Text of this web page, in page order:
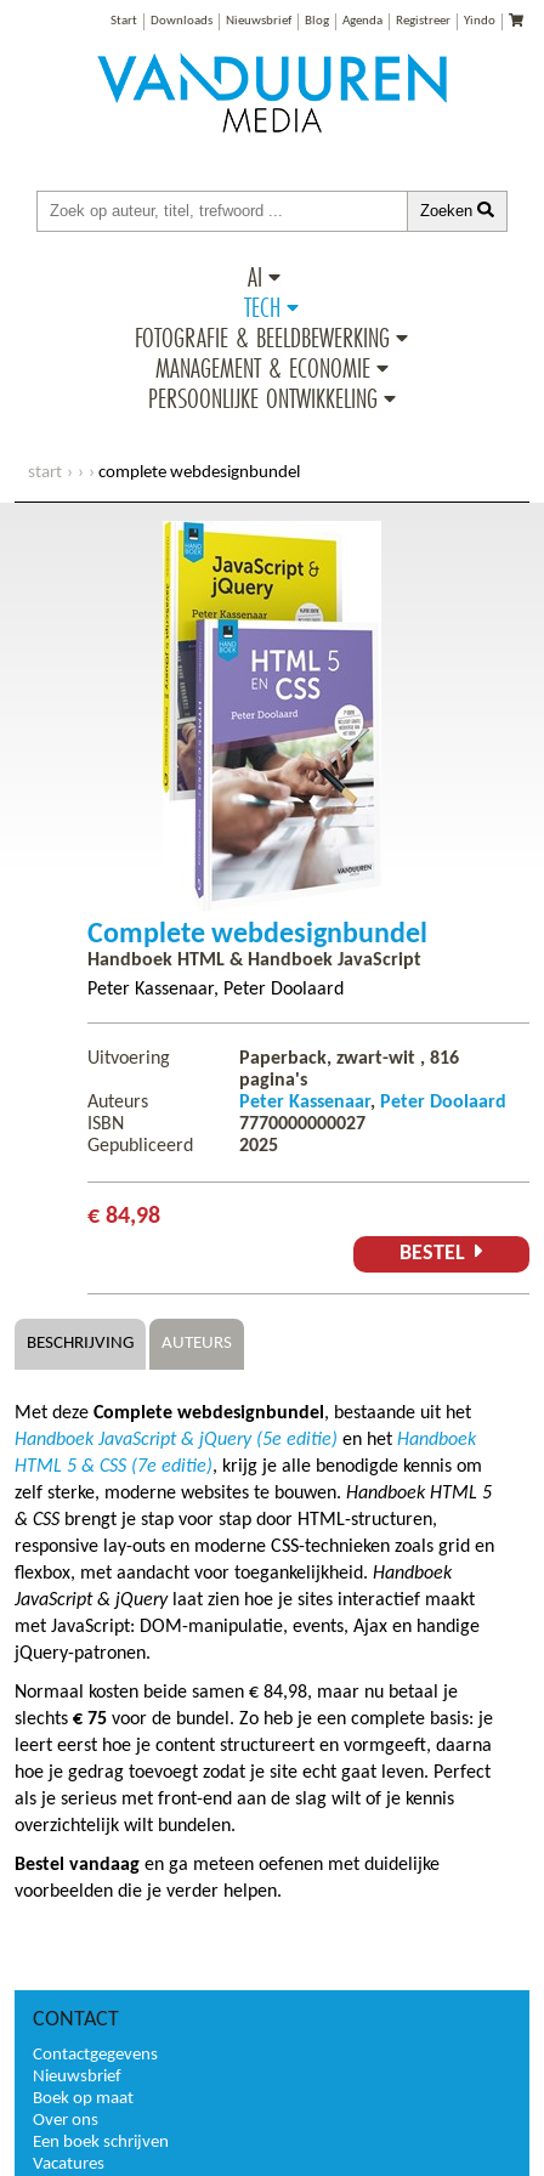
Start Downloads Nieuwsbrief Blog Agenda Registreer Yindo
Zoeken
AI
TECH
FOTOGRAFIE & BEELDBEWERKING
MANAGEMENT & ECONOMIE
PERSOONLIJKE ONTWIKKELING
start complete webdesignbundel
Complete webdesignbundel
Handboek HTML & Handboek JavaScript
Peter Kassenaar
Peter Doolaard
Uitvoering Paperback, zwart-wit , 816
pagina's
Auteurs
Peter Kassenaar
Peter Doolaard
ISBN
7770000000027
Gepubliceerd
2025
€ 84,98
BESTEL
BESCHRIJVING AUTEURS
Met deze Complete webdesignbundel , bestaande uit het
Handboek JavaScript & jQuery (5e editie) en het Handboek
HTML 5 & CSS (7e editie), krijg je alle benodigde kennis om
zelf sterke, moderne websites te bouwen. Handboek HTML 5
& CSS brengt je stap voor stap door HTML-structuren,
responsive lay-outs en moderne CSS-technieken zoals grid en
flexbox, met aandacht voor toegankelijkheid. Handboek
JavaScript & jQuerylaat zien hoe je sites interactief maakt
met JavaScript: DOM-manipulatie, events, Ajax en handige
jQuery-patronen.
Normaal kosten beide samen € 84,98, maar nu betaal je
slechts € 75 voor de bundel. Zo heb je een complete basis: je
leert eerst hoe je content structureert en vormgeeft, daarna
hoe je gedrag toevoegt zodat je site echt gaat leven. Perfect
als je serieus met front-end aan de slag wilt of je kennis
overzichtelijk wilt bundelen.
Bestel vandaag en ga meteen oefenen met duidelijke
voorbeelden die je verder helpen.
CONTACT
Contactgegevens
Nieuwsbrief
Boek op maat
Over ons
Een boek schrijven
Vacatures